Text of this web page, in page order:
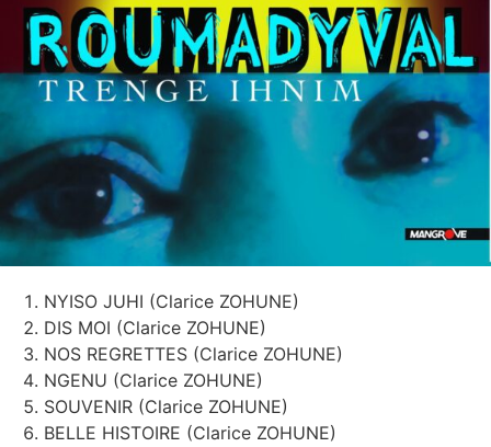
NYISO JUHI (Clarice ZOHUNE)
DIS MOI (Clarice ZOHUNE)
NOS REGRETTES (Clarice ZOHUNE)
NGENU (Clarice ZOHUNE)
SOUVENIR (Clarice ZOHUNE)
BELLE HISTOIRE (Clarice ZOHUNE)